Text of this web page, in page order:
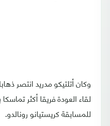
وكان أتلتيكو مدريد انتصر
لقاء العودة فريقا أكثر
للمسابقة كريستيانو رونالدو.